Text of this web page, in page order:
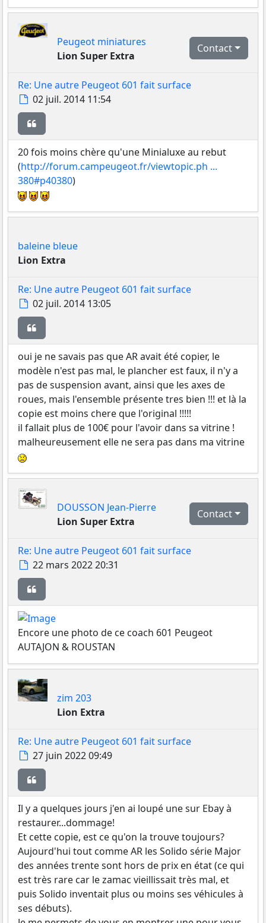
Peugeot miniatures
Lion Super Extra
Contact
Re: Une autre Peugeot 601 fait surface
Message
02 juil. 2014 11:54
20 fois moins chère qu'une Minialuxe au rebut
(http://forum.campeugeot.fr/viewtopic.ph ...
380#p40380)
baleine bleue
Lion Extra
Re: Une autre Peugeot 601 fait surface
Message
02 juil. 2014 13:05
oui je ne savais pas que AR avait été copier, le
modèle n'est pas mal, le plancher est faux, il n'y a
pas de suspension avant, ainsi que les axes de
roues, mais l'ensemble présente tres bien !!! et là la
copie est moins chere que l'original !!!!!
il fallait plus de 100€ pour l'avoir dans sa vitrine !
malheureusement elle ne sera pas dans ma vitrine
DOUSSON Jean-Pierre
Lion Super Extra
Contact
Re: Une autre Peugeot 601 fait surface
Message
22 mars 2022 20:31
Encore une photo de ce coach 601 Peugeot
AUTAJON & ROUSTAN
zim 203
Lion Extra
Re: Une autre Peugeot 601 fait surface
Message
27 juin 2022 09:49
Il y a quelques jours j'en ai loupé une sur Ebay à
restaurer...dommage!
Et cette copie, est ce qu'on la trouve toujours?
Aujourd'hui tout comme AR les Solido série Major
des années trente sont hors de prix en état (ce qui
est très rare car le zamac vieillissait très mal, et
puis Solido inventait plus ou moins ses véhicules à
ses débuts).